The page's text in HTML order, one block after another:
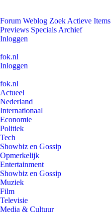
Forum Weblog Zoek Actieve Items
Previews Specials Archief
Inloggen
fok.nl
Inloggen
fok.nl
Actueel
Nederland
Internationaal
Economie
Politiek
Tech
Showbiz en Gossip
Opmerkelijk
Entertainment
Showbiz en Gossip
Muziek
Film
Televisie
Media & Cultuur